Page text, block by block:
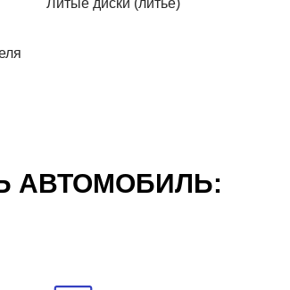
Литые диски (литье)
АВТОМОБИЛЬ: